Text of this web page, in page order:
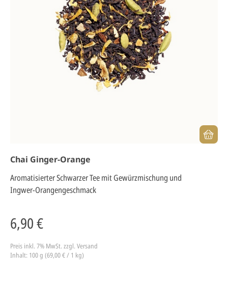
Chai Ginger-Orange
Aromatisierter Schwarzer Tee mit Gewürzmischung und
Ingwer-Orangengeschmack
6,90 €
Preis inkl. 7% MwSt. zzgl. Versand
Inhalt: 100 g (69,00 € / 1 kg)